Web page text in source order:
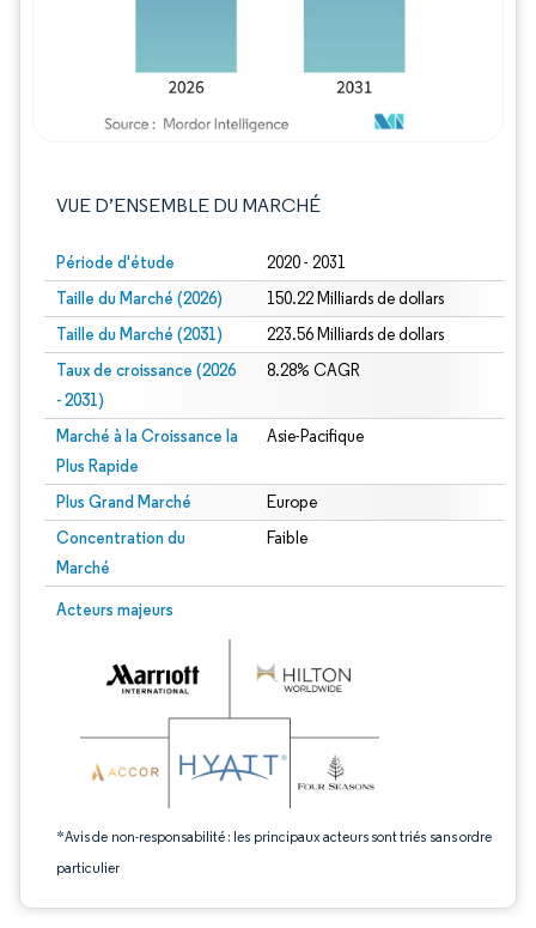
VUE D’ENSEMBLE DU MARCHÉ
Période d'étude 2020 - 2031
Taille du Marché (2026) 150.22 Milliards de dollars
Taille du Marché (2031) 223.56 Milliards de dollars
Taux de croissance (2026
- 2031)
8.28% CAGR
Marché à la Croissance la
Plus Rapide
Asie-Pacifique
Plus Grand Marché Europe
Concentration du
Marché
Faible
Acteurs majeurs
*Avis de non-responsabilité : les principaux acteurs sont triés sans ordre
particulier
Image © Mordor Intelligence. La réutilisation nécessite une attribution sous CC